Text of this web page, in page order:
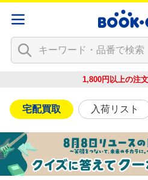
1,800円以上の注
宅配買取 入荷リスト